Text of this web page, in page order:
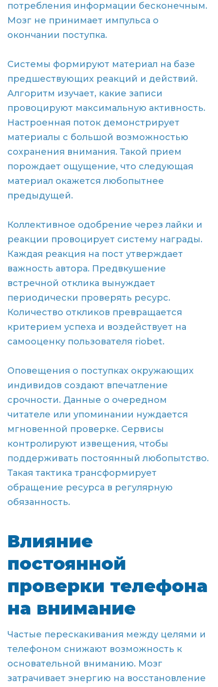
потребления информации бесконечным.
Мозг не принимает импульса о
окончании поступка.
Системы формируют материал на базе
предшествующих реакций и действий.
Алгоритм изучает, какие записи
провоцируют максимальную активность.
Настроенная поток демонстрирует
материалы с большой возможностью
сохранения внимания. Такой прием
порождает ощущение, что следующая
материал окажется любопытнее
предыдущей.
Коллективное одобрение через лайки и
реакции провоцирует систему награды.
Каждая реакция на пост утверждает
важность автора. Предвкушение
встречной отклика вынуждает
периодически проверять ресурс.
Количество откликов превращается
критерием успеха и воздействует на
самооценку пользователя riobet.
Оповещения о поступках окружающих
индивидов создают впечатление
срочности. Данные о очередном
читателе или упоминании нуждается
мгновенной проверке. Сервисы
контролируют извещения, чтобы
поддерживать постоянный любопытство.
Такая тактика трансформирует
обращение ресурса в регулярную
обязанность.
Влияние
постоянной
проверки телефона
на внимание
Частые перескакивания между целями и
телефоном снижают возможность к
основательной вниманию. Мозг
затрачивает энергию на восстановление